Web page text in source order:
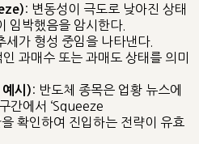
: 변동성이 극도로 낮아진 상태
임박했음을 암시한다.
세가 형성 중임을 나타낸다.
인 과매수 또는 과매도 상태를 의미
예시) : 반도체 종목은 업황 뉴스에
간에서 ‘Squeeze
확인하여 진입하는 전략이 유효